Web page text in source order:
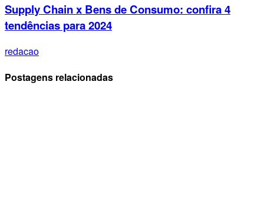
Supply Chain x Bens de Consumo: confira 4
tendências para 2024
redacao
Postagens relacionadas